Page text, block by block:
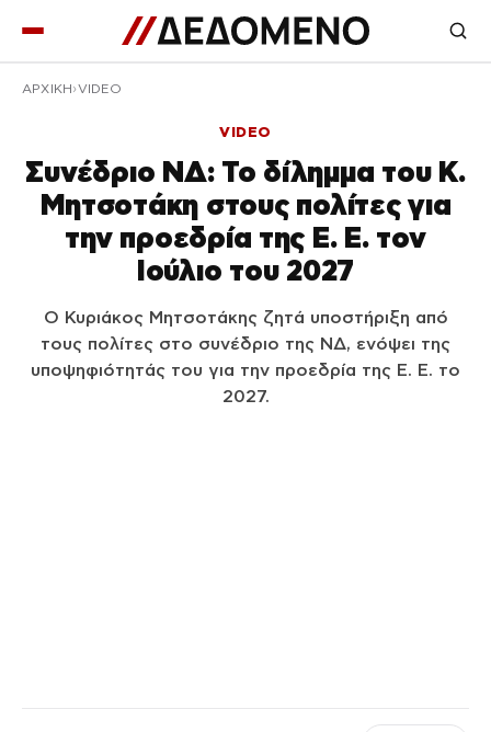
ΑΡΧΙΚΉ VIDEO
VIDEO
Συνέδριο ΝΔ: Το δίλημμα του Κ.
Μητσοτάκη στους πολίτες για
την προεδρία της Ε. Ε. τον
Ιούλιο του 2027
Ο Κυριάκος Μητσοτάκης ζητά υποστήριξη από
τους πολίτες στο συνέδριο της ΝΔ, ενόψει της
υποψηφιότητάς του για την προεδρία της Ε. Ε. το
2027.